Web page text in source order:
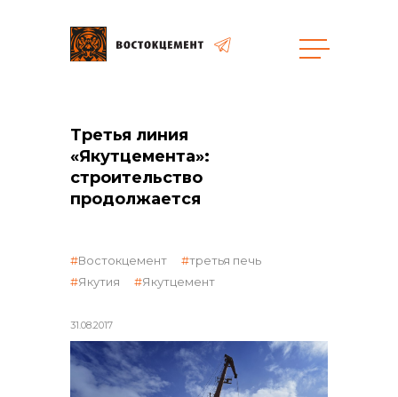
Объекты
общая информация
объявленные закупки
реализация неликвидов
Третья линия
«Якутцемента»:
строительство
продолжается
31.08.2017
Востокцемент
третья печь
Якутия
Якутцемент